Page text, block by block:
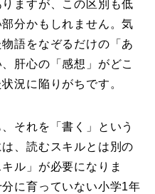
ますが、この区別も低
分かもしれません。気
語をなぞるだけの「あ
肝心の「感想」がどこ
況に陥りがちです。
それを「書く」という
、読むスキルとは別の
ル」が必要になりま
に育っていない小学1年